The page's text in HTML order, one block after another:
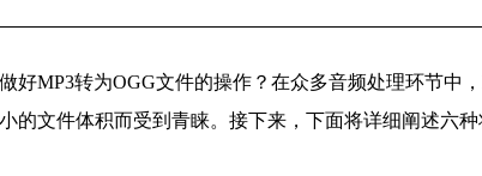
好MP3转为OGG文件的操作？在众多音频处理环节中
的文件体积而受到青睐。接下来，下面将详细阐述六